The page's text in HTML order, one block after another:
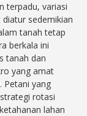
terpadu, variasi
sedemikian
tanah tetap
berkala ini
tanah dan
yang amat
Petani yang
rotasi
lahan